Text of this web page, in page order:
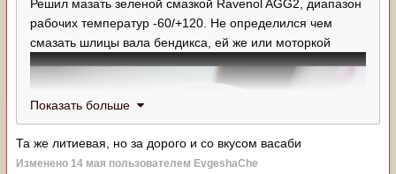
Решил мазать зеленой смазкой Ravenol AGG2, диапазон
рабочих температур -60/+120. Не определился чем
смазать шлицы вала бендикса, ей же или моторкой
Показать больше
Та же литиевая, но за дорого и со вкусом васаби
Изменено 14 мая пользователем EvgeshaChe